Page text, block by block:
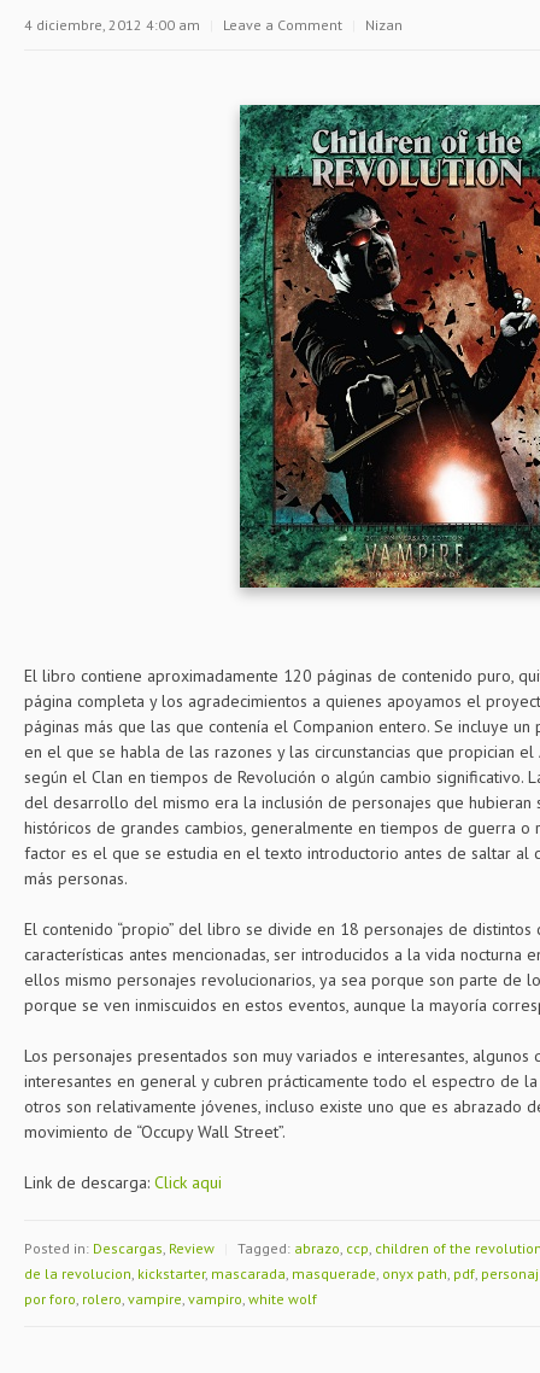
4 diciembre, 2012 4:00 am Leave a Comment Nizan
El libro contiene aproximadamente 120 páginas de contenido puro,
página completa y los agradecimientos a quienes apoyamos el
páginas más que las que contenía el Companion entero. Se incluye
en el que se habla de las razones y las circunstancias que propician
según el Clan en tiempos de Revolución o algún cambio significativo.
del desarrollo del mismo era la inclusión de personajes que hubieran
históricos de grandes cambios, generalmente en tiempos de guerra o
factor es el que se estudia en el texto introductorio antes de saltar al
más personas.
El contenido “propio” del libro se divide en 18 personajes de distintos
características antes mencionadas, ser introducidos a la vida nocturna
ellos mismo personajes revolucionarios, ya sea porque son parte de
porque se ven inmiscuidos en estos eventos, aunque la mayoría
Los personajes presentados son muy variados e interesantes,
interesantes en general y cubren prácticamente todo el espectro de
otros son relativamente jóvenes, incluso existe uno que es abrazado
movimiento de “Occupy Wall Street”.
Link de descarga: Click aqui
Posted in: Descargas, Review Tagged: abrazo, ccp, children of the
de la revolucion, kickstarter, mascarada, masquerade, onyx path, pdf,
por foro, rolero, vampire, vampiro, white wolf